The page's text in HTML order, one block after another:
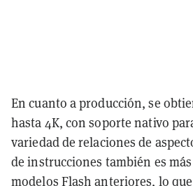
En cuanto a producción, se
hasta 4K, con soporte nativo
variedad de relaciones de
de instrucciones también es
modelos Flash anteriores, lo